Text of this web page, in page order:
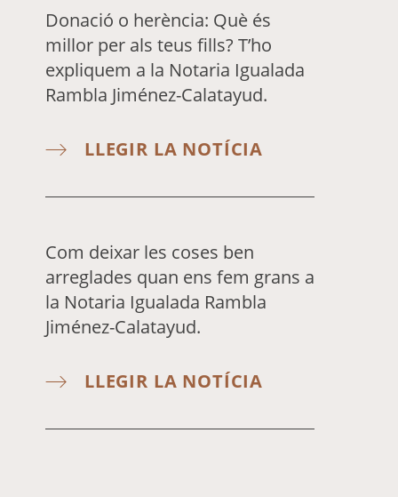
Donació o herència: Què és
millor per als teus fills? T’ho
expliquem a la Notaria Igualada
Rambla Jiménez-Calatayud.
LLEGIR LA NOTÍCIA
Com deixar les coses ben
arreglades quan ens fem grans a
la Notaria Igualada Rambla
Jiménez-Calatayud.
LLEGIR LA NOTÍCIA